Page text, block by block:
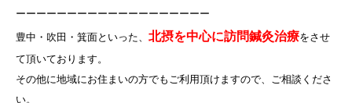
ーーーーーーーーーーーーーーーーーーー
豊中・吹田・箕面といった、 北摂を中心に訪問鍼灸治療をさせ
て頂いております。
その他に地域にお住まいの方でもご利用頂けますので、ご相談くださ
い。